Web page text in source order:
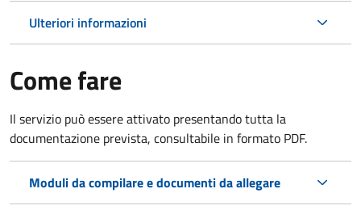
Ulteriori informazioni
Come fare
Il servizio può essere attivato presentando tutta la
documentazione prevista, consultabile in formato PDF.
Moduli da compilare e documenti da allegare